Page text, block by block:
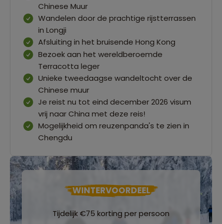
Chinese Muur
Wandelen door de prachtige rijstterrassen
in Longji
Afsluiting in het bruisende Hong Kong
Bezoek aan het wereldberoemde
Terracotta leger
Unieke tweedaagse wandeltocht over de
Chinese muur
Je reist nu tot eind december 2026 visum
vrij naar China met deze reis!
Mogelijkheid om reuzenpanda's te zien in
Chengdu
WINTERVOORDEEL
Tijdelijk €75 korting per persoon